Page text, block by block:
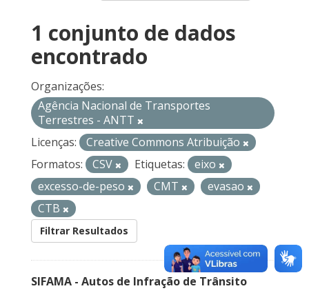
1 conjunto de dados
encontrado
Organizações:
Agência Nacional de Transportes
Terrestres - ANTT
Licenças:
Creative Commons Atribuição
Formatos:
CSV Etiquetas:
eixo
excesso-de-peso
CMT
evasao
CTB
Filtrar Resultados
SIFAMA - Autos de Infração de Trânsito